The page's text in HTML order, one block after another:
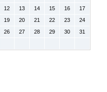
12 13 14 15 16
17
19 20 21 22 23
24
26 27 28 29 30 31